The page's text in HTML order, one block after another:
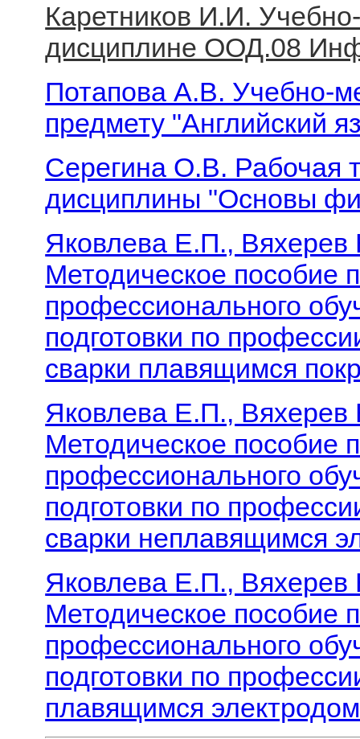
Каретников И.И.
дисциплине ООД.08
Потапова А.В. Учебно-
предмету "Английский
Серегина О.В. Рабочая
дисциплины "Основы
Яковлева Е.П.,
Методическое пособие
профессионального
подготовки по
сварки плавящимся
Яковлева Е.П.,
Методическое пособие
профессионального
подготовки по
сварки неплавящимся
Яковлева Е.П.,
Методическое пособие
профессионального
подготовки по
плавящимся